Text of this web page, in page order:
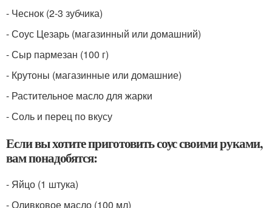
- Чеснок (2-3 зубчика)
- Соус Цезарь (магазинный или домашний)
- Сыр пармезан (100 г)
- Крутоны (магазинные или домашние)
- Растительное масло для жарки
- Соль и перец по вкусу
Если вы хотите приготовить соус своими руками,
вам понадобятся:
- Яйцо (1 штука)
- Оливковое масло (100 мл)